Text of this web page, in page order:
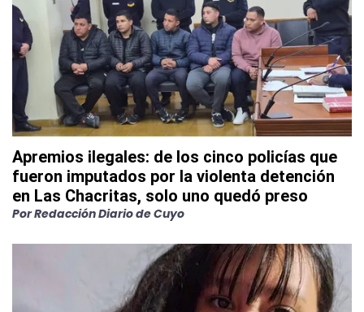
Apremios ilegales: de los cinco policías que
fueron imputados por la violenta detención
en Las Chacritas, solo uno quedó preso
PorRedacción Diario de Cuyo